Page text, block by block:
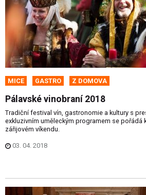
MICE GASTRO Z DOMOVA
Pálavské vinobraní 2018
Tradiční festival vín, gastronomie a kultury s
exkluzivním uměleckým programem se pořádá
zářijovém víkendu.
03. 04. 2018